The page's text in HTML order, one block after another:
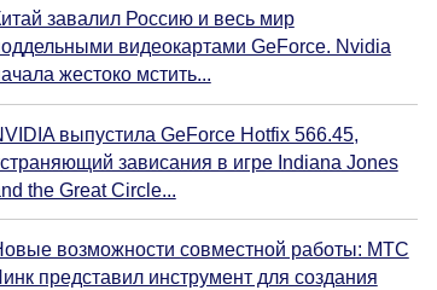
завалил Россию и весь мир
видеокартами GeForce. Nvidia
жестоко мстить...
выпустила GeForce Hotfix 566.45,
зависания в игре Indiana Jones
the Great Circle...
возможности совместной работы: МТС
представил инструмент для создания